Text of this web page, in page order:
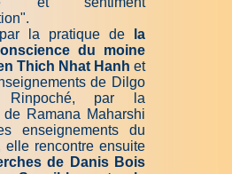
par la pratique de
la
du moine
Thich Nhat Hanh et
de Dilgo
Rinpoché, par la
de Ramana Maharshi
enseignements du
elle rencontre ensuite
de Danis Bois